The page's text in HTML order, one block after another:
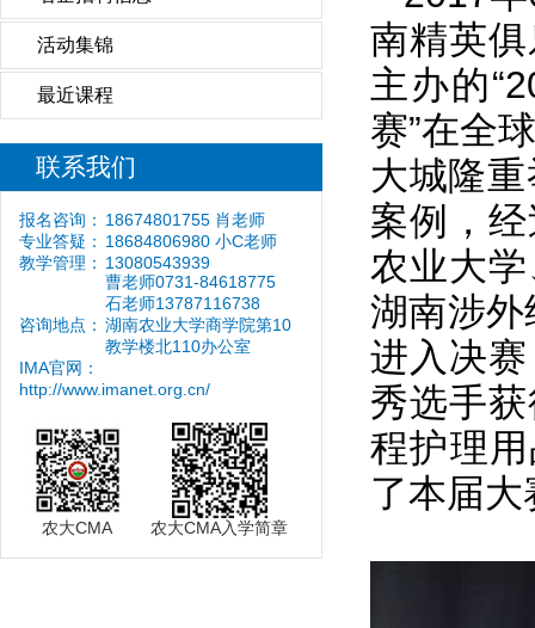
活动集锦
最近课程
联系我们
报名咨询： 18674801755 肖老师
专业答疑： 18684806980 小C老师
教学管理： 13080543939
曹老师0731-84618775
石老师13787116738
咨询地点： 湖南农业大学商学院第10
教学楼北110办公室
IMA官网：
http://www.imanet.org.cn/
农大CMA 农大CMA入学简章
南精英
主办的
赛”在全
大城隆
案例，
农业大
湖南涉
进入决
秀选手
程护理
了本届大